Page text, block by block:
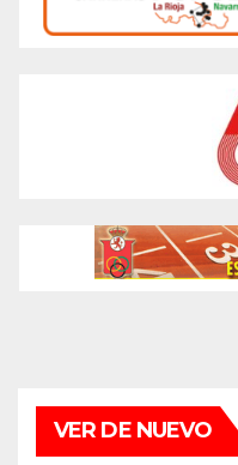
VER DE NUEVO